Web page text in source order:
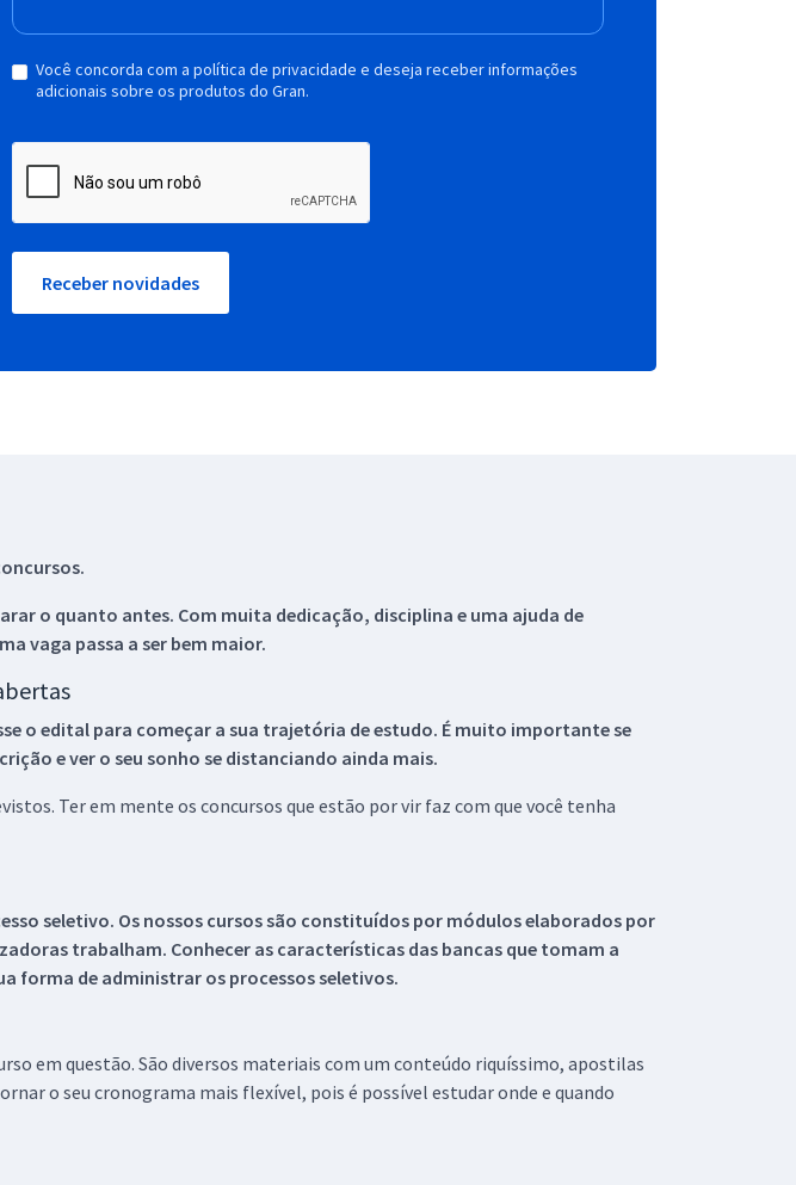
Você concorda com a política de privacidade e deseja receber informações
adicionais sobre os produtos do Gran.
Receber novidades
o quanto antes. Com muita dedicação, disciplina e uma ajuda de
vaga passa a ser bem maior.
o edital para começar a sua trajetória de estudo. É muito importante se
e ver o seu sonho se distanciando ainda mais.
Ter em mente os concursos que estão por vir faz com que você tenha
seletivo. Os nossos cursos são constituídos por módulos elaborados por
trabalham. Conhecer as características das bancas que tomam a
forma de administrar os processos seletivos.
em questão. São diversos materiais com um conteúdo riquíssimo, apostilas
o seu cronograma mais flexível, pois é possível estudar onde e quando